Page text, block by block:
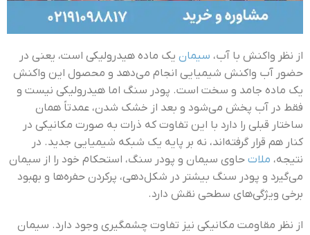
از نظر واکنش با آب، سیمان یک ماده هیدرولیکی است، یعنی در
حضور آب واکنش شیمیایی انجام می‌دهد و محصول این واکنش
یک ماده جامد و سخت است. پودر سنگ اما هیدرولیکی نیست و
فقط در آب پخش می‌شود و بعد از خشک شدن، عمدتاً همان
ساختار قبلی را دارد با این تفاوت که ذرات به صورت مکانیکی در
کنار هم قرار گرفته‌اند، نه بر پایه یک شبکه شیمیایی جدید. در
نتیجه، ملات حاوی سیمان و پودر سنگ، استحکام خود را از سیمان
می‌گیرد و پودر سنگ بیشتر در شکل‌دهی، پرکردن حفره‌ها و بهبود
برخی ویژگی‌های سطحی نقش دارد.
از نظر مقاومت مکانیکی نیز تفاوت چشمگیری وجود دارد. سیمان